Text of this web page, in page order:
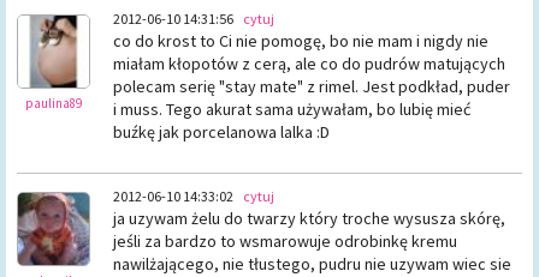
paulina89
2012-06-10 14:31:56 cytuj
co do krost to Ci nie pomogę, bo nie mam i nigdy nie
miałam kłopotów z cerą, ale co do pudrów matujących
polecam serię "stay mate" z rimel. Jest podkład, puder
i muss. Tego akurat sama używałam, bo lubię mieć
buźkę jak porcelanowa lalka :D
2012-06-10 14:33:02 cytuj
ja uzywam żelu do twarzy który troche wysusza skórę,
jeśli za bardzo to wsmarowuje odrobinkę kremu
nawilżającego, nie tłustego, pudru nie uzywam wiec sie